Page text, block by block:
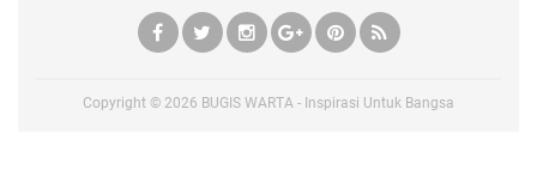
Copyright © 2026 BUGIS WARTA - Inspirasi Untuk Bangsa